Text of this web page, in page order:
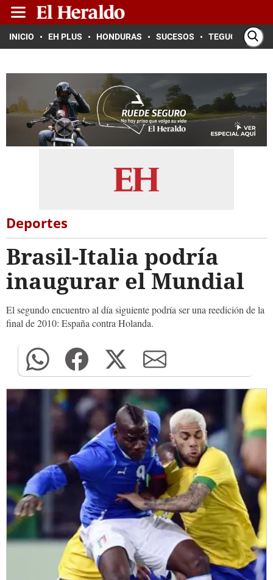
INICIO EH PLUS HONDURAS SUCESOS TEGUCIGALPA
Deportes
Brasil-Italia podría
inaugurar el Mundial
El segundo encuentro al día siguiente podría ser una reedición de la
final de 2010: España contra Holanda.